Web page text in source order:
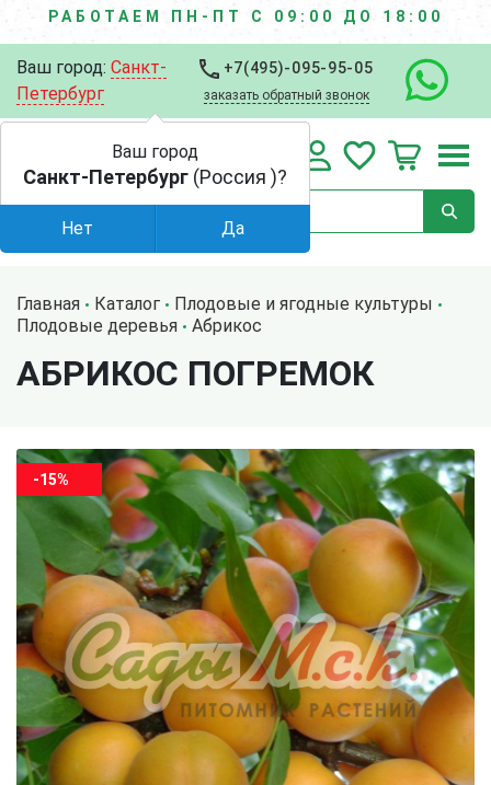
РАБОТАЕМ ПН-ПТ С 09:00 ДО 18:00
Ваш город: Санкт-
Петербург
+7(495)-095-95-05
заказать обратный звонок
Главная Каталог
Плодовые и ягодные культуры
Плодовые деревья
Абрикос
АБРИКОС ПОГРЕМОК
-15%
Ваш город
Санкт-Петербург (Россия )?
Нет Да